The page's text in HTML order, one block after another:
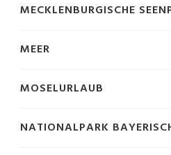
MECKLENBURGISCHE
MEER
MOSELURLAUB
NATIONALPARK